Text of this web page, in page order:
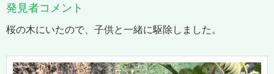
発見者コメント
桜の木にいたので、子供と一緒に駆除しました。